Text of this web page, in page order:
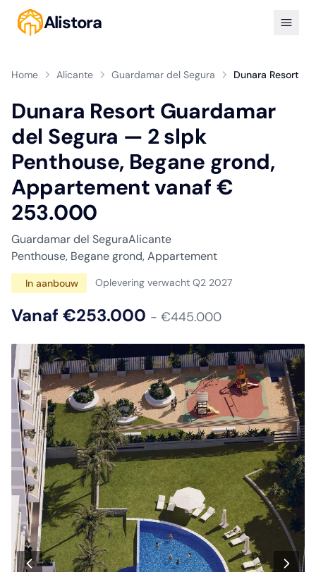
Alistora
Home Alicante Guardamar del Segura Dunara Resort
Dunara Resort Guardamar
del Segura — 2 slpk
Penthouse, Begane grond,
Appartement vanaf €
253.000
Guardamar del SeguraAlicante
Penthouse, Begane grond, Appartement
In aanbouw Oplevering verwacht Q2 2027
Vanaf €253.000 - €445.000